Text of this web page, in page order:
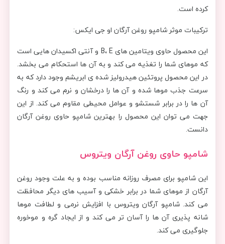
کرده است.
ترکیبات موثر شامپو روغن آرگان او جی ایکس:
این محصول حاوی ویتامین های B، E و آنتی اکسیدان هایی است
که موهای شما را تغذیه می کند و به آن ها استحکام می بخشد.
در این محصول پروتئین هیدرولیز شده ی ابریشم وجود دارد که به
سرعت جذب موها شده و آن ها را درخشان و نرم می کند و رنگ
آن ها را در برابر شستشو و عوامل محیطی مقاوم می کند. از این
جهت می توان این محصول را بهترین شامپو حاوی روغن آرگان
دانست.
شامپو حاوی روغن آرگان ویتروس
این شامپو برای مصرف روزانه مناسب بوده و به علت وجود روغن
آرگان از موهای شما در برابر خشکی و آسیب های دیگر محافظت
می کند. شامپو آرگان ویتروس با افزایش نرمی و لطافت موها
شانه پذیری آن ها را آسان تر می کند و از ایجاد گره و موخوره
جلوگیری می کند.